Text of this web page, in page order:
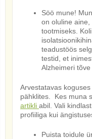
Söö mune!
on oluline
tootmiseks.
teadustöös
testid, et
Alzheimeri
Arvestatavas
pähklites. Kes muna
artikli abil. Vali
profiiliga kui
Puista toidule